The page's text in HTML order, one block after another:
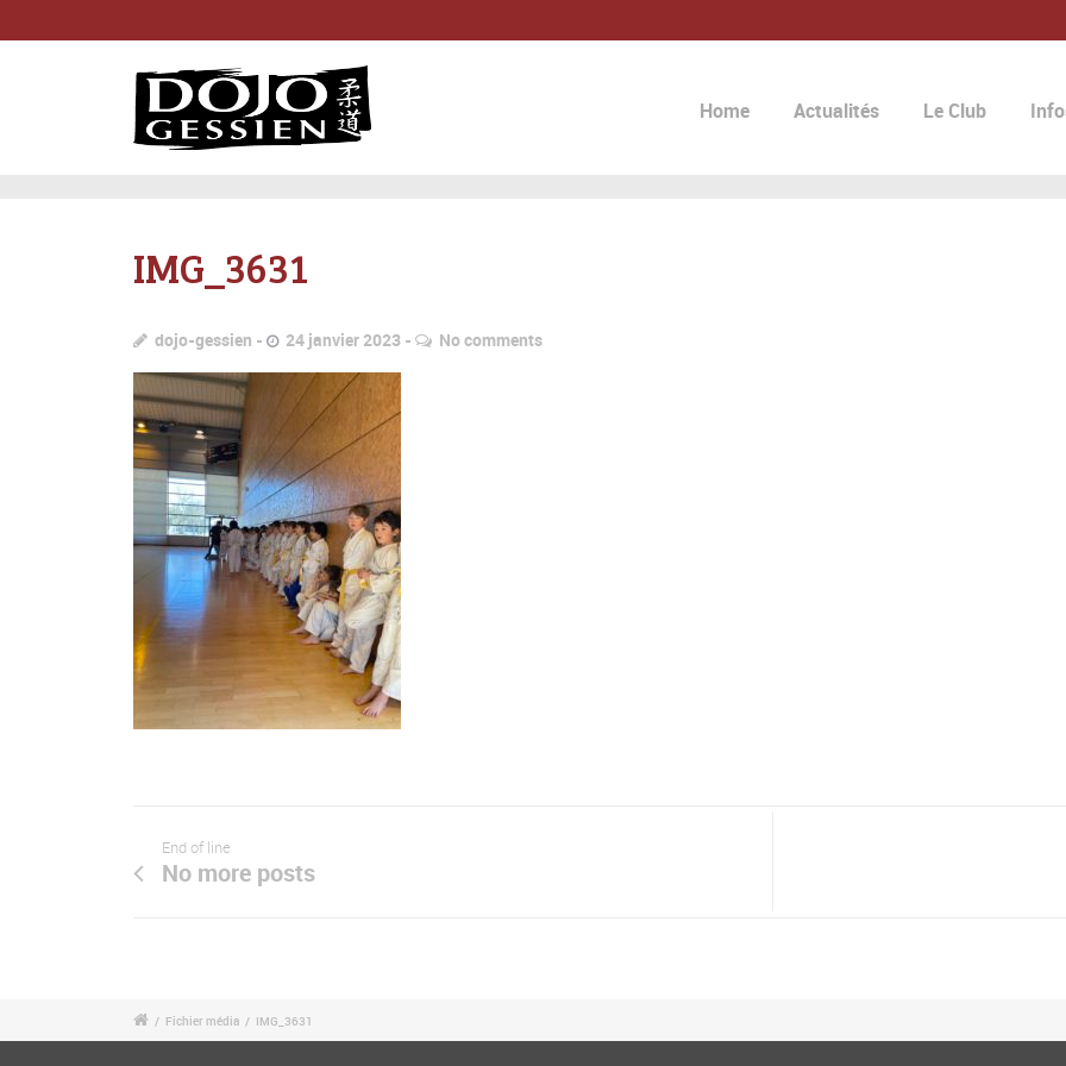
Home Actualités Le Club
IMG_3631
dojo-gessien 24 janvier 2023 No comments
End of line
No more posts
/ Fichier média / IMG_3631